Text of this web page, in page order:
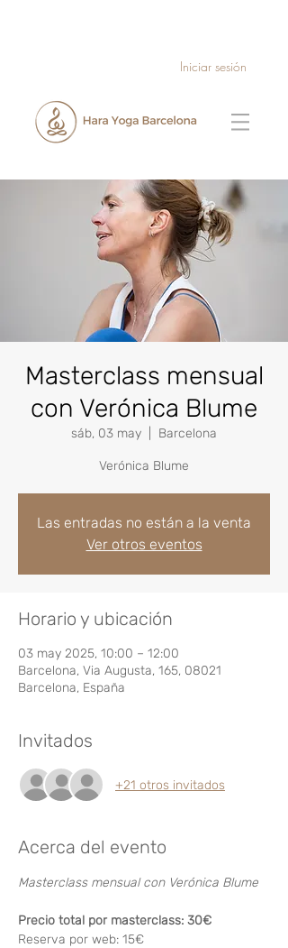
Iniciar sesión
Masterclass mensual
con Verónica Blume
sáb, 03 may Barcelona
Verónica Blume
Las entradas no están a la venta
Ver otros eventos
Horario y ubicación
03 may 2025, 10:00 – 12:00
Barcelona, Via Augusta, 165, 08021
Barcelona, España
Invitados
+21 otros invitados
Acerca del evento
Masterclass mensual con Verónica Blume
Precio total por masterclass: 30€
Reserva por web: 15€